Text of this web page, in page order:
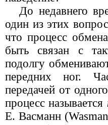
До недавнего
один из этих
что процесс
быть связан с
подолгу
передних ног.
передачей от
процесс называется
Е. Васманн